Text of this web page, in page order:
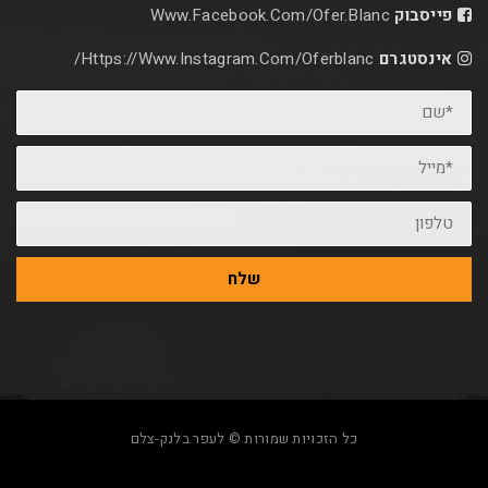
Www.facebook.com/
Https://www.instagram.com/oferblanc/
כל הזכויות שמורות © לעפר בלנק-צלם